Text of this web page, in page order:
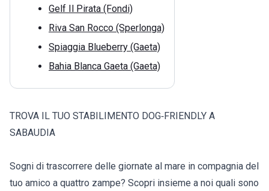
Gelf Il Pirata (Fondi)
Riva San Rocco (Sperlonga)
Spiaggia Blueberry (Gaeta)
Bahia Blanca Gaeta (Gaeta)
TROVA IL TUO STABILIMENTO DOG‑FRIENDLY A
SABAUDIA
Sogni di trascorrere delle giornate al mare in compagnia del
tuo amico a quattro zampe? Scopri insieme a noi quali sono